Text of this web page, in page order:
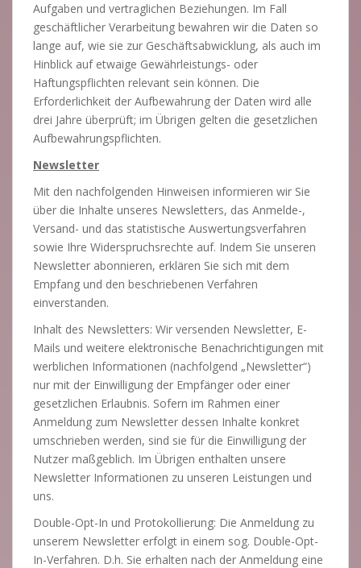
Aufgaben und vertraglichen Beziehungen. Im Fall
geschäftlicher Verarbeitung bewahren wir die Daten so
lange auf, wie sie zur Geschäftsabwicklung, als auch im
Hinblick auf etwaige Gewährleistungs- oder
Haftungspflichten relevant sein können. Die
Erforderlichkeit der Aufbewahrung der Daten wird alle
drei Jahre überprüft; im Übrigen gelten die gesetzlichen
Aufbewahrungspflichten.
Newsletter
Mit den nachfolgenden Hinweisen informieren wir Sie
über die Inhalte unseres Newsletters, das Anmelde-,
Versand- und das statistische Auswertungsverfahren
sowie Ihre Widerspruchsrechte auf. Indem Sie unseren
Newsletter abonnieren, erklären Sie sich mit dem
Empfang und den beschriebenen Verfahren
einverstanden.
Inhalt des Newsletters: Wir versenden Newsletter, E-
Mails und weitere elektronische Benachrichtigungen mit
werblichen Informationen (nachfolgend „Newsletter“)
nur mit der Einwilligung der Empfänger oder einer
gesetzlichen Erlaubnis. Sofern im Rahmen einer
Anmeldung zum Newsletter dessen Inhalte konkret
umschrieben werden, sind sie für die Einwilligung der
Nutzer maßgeblich. Im Übrigen enthalten unsere
Newsletter Informationen zu unseren Leistungen und
uns.
Double-Opt-In und Protokollierung: Die Anmeldung zu
unserem Newsletter erfolgt in einem sog. Double-Opt-
In-Verfahren. D.h. Sie erhalten nach der Anmeldung eine